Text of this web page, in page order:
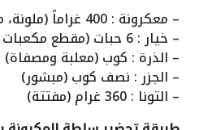
– معكرونة : 400 غراماً (ملونة، مسلوقة)
– خيار : 6 حبات (مقطع مكعبات صغيرة)
– الذرة : كوب (معلبة ومصفاة)
– الجزر : نصف كوب (مبشور)
– التونا : 360 غرام (مفتتة)